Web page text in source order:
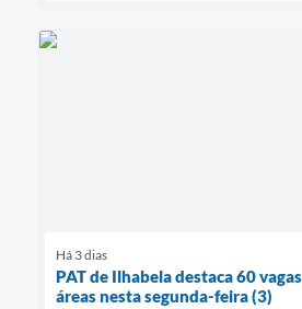
Há 3 dias
PAT de Ilhabela destaca 60
áreas nesta segunda-feira (3)